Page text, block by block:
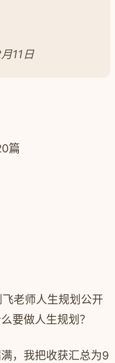
11日
篇
老师人生规划公开
要做人生规划？
，我把收获汇总为9